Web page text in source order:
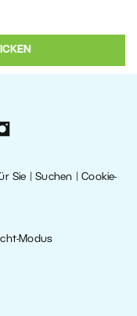
Sie |Suchen |Cookie-
Modus